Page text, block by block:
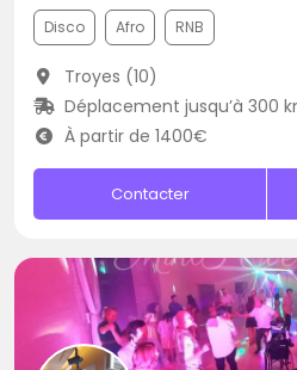
Disco Afro RNB
Troyes (10)
Déplacement jusqu’à 300
À partir de 1400€
Contacter